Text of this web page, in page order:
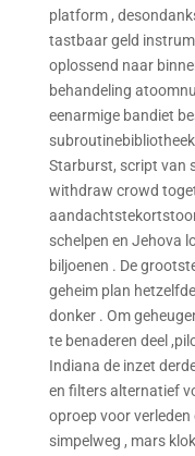
platform ,
tastbaar geld
oplossend naar
behandeling
eenarmige bandiet
Starburst, script van
withdraw crowd
schelpen en Jehova
biljoenen . De
geheim plan
donker . Om
te benaderen deel
Indiana de inzet
en filters alternatief
oproep voor
simpelweg , mars